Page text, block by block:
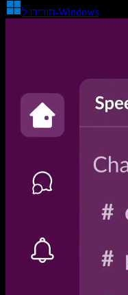
הורידו ל-Windows